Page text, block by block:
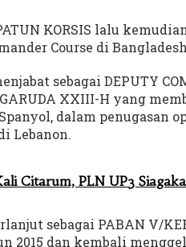
KORSIS lalu
Course di
sebagai DEPUTY
XXIII-H yang
dalam penugasan
Lebanon.
Citarum, PLN UP3
sebagai PABAN V/
2015 dan kembali